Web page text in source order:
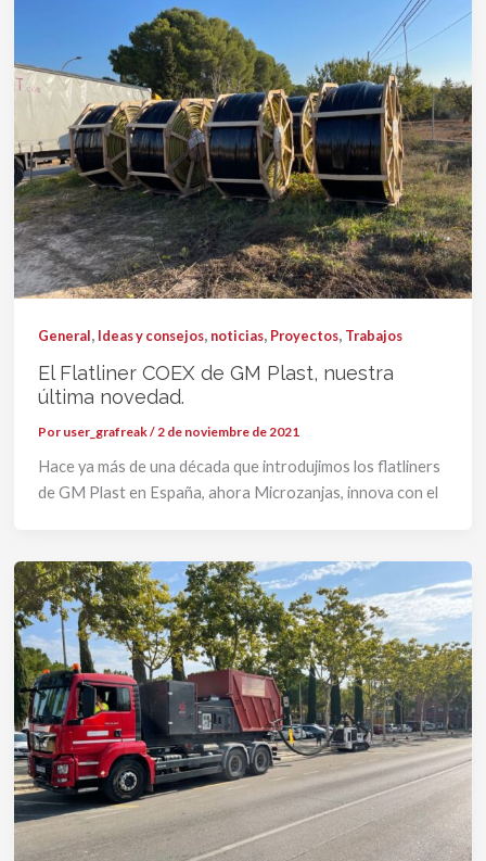
General, Ideas y consejos, noticias, Proyectos, Trabajos
El Flatliner COEX de GM Plast, nuestra
última novedad.
Por user_grafreak/2 de noviembre de 2021
Hace ya más de una década que introdujimos los flatliners
de GM Plast en España, ahora Microzanjas, innova con el